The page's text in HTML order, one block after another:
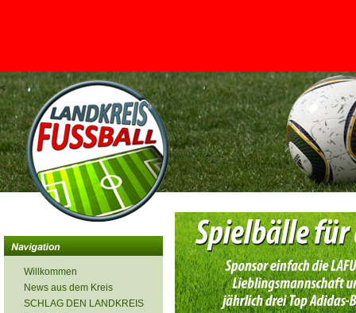
<
Willkommen
News aus dem Kreis
SCHLAG DEN LANDKREIS